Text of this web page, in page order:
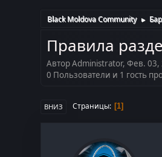
Black Moldova Community ►
Правила
Автор Administrator, Фев. 03,
0 Пользователи и 1 гость
ВНИЗ Страницы 1